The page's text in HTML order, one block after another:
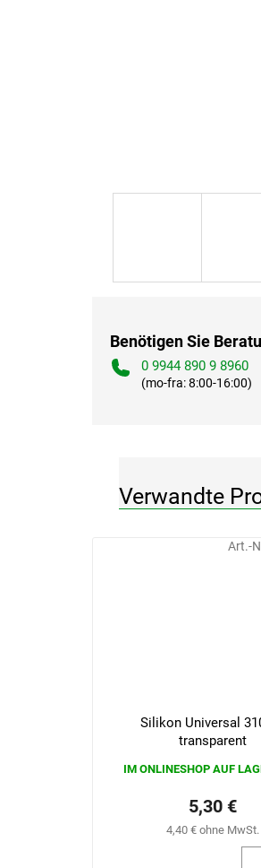
Benötigen Sie
0 9944 890 9 8960
(mo-fra: 8:00-16:00)
Verwandte
Silikon Universal
transparent
IM ONLINESHOP AUF
4,40 € ohne MwSt.
5,30 €
Art.-